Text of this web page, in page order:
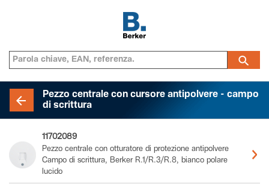
Pezzo centrale con cursore antipolvere - campo
di scrittura
11702089
Pezzo centrale con otturatore di protezione antipolvere
Campo di scrittura, Berker R.1/R.3/R.8, bianco polare
lucido